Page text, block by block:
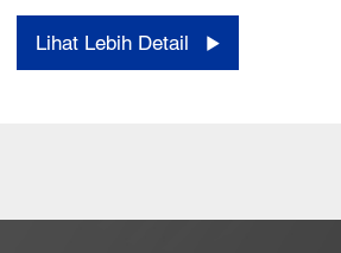
Lihat Lebih Detail